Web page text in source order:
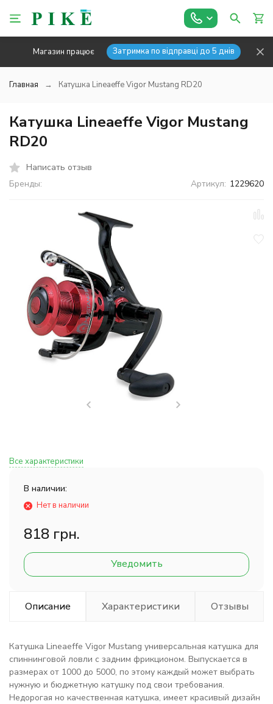
Магазин працює Затримка по відправці до 5 днів
Главная Катушка Lineaeffe Vigor Mustang RD20
Катушка Lineaeffe Vigor Mustang
RD20
Написать отзыв
Бренды:
Артикул: 1229620
Все характеристики
В наличии:
Нет в наличии
818 грн.
Уведомить
Описание Характеристики Отзывы
Катушка Lineaeffe Vigor Mustang универсальная катушка для
спиннинговой ловли с задним фрикционом. Выпускается в
размерах от 1000 до 5000, по этому каждый может выбрать
нужную и бюджетную катушку под свои требования.
Недорогая но качественная катушка, имеет красивый дизайн